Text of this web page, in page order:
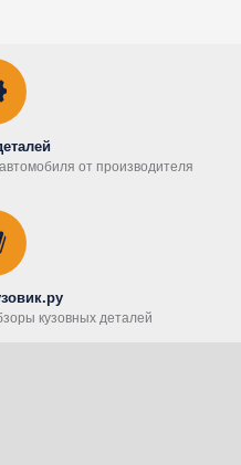
от производителя
кузовных деталей